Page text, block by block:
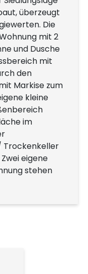
überzeugt
Die
mit 2
und Dusche
mit
den
Markise zum
kleine
im
Trockenkeller
eigene
stehen